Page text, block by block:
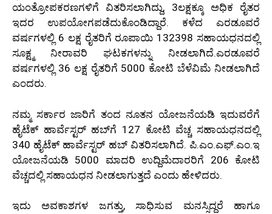
ಯಂತ್ರೋಪಕರಣಗಳಿಗೆ ವಿತರಿಸಲಾಗಿದ್ದು, 3ಲಕ್ಷಕ್ಕೂ ಅಧಿಕ ರೈತರ
ಇದರ ಉಪಯೋಗಪಡೆದುಕೊಂಡಿದ್ದಾರೆ. ಕಳೆದ ಎರಡೂವರೆ
ವರ್ಷಗಳಲ್ಲಿ 6 ಲಕ್ಷ ರೈತರಿಗೆ ರೂಪಾಯಿ 132398 ಸಹಾಯಧನದಲ್ಲಿ
ಸೂಕ್ಷ್ಮ ನೀರಾವರಿ ಘಟಕಗಳನ್ನು ನೀಡಲಾಗಿದೆ.ಎರಡೂವರೆ
ವರ್ಷಗಳಲ್ಲಿ 36 ಲಕ್ಷ ರೈತರಿಗೆ 5000 ಕೋಟಿ ಬೆಳೆವಿಮೆ ನೀಡಲಾಗಿದೆ
ಎಂದರು.
ನಮ್ಮ ಸರ್ಕಾರ ಜಾರಿಗೆ ತಂದ ನೂತನ ಯೋಜನೆಯಡಿ ಇದುವರೆಗೆ
ಹೈಟೆಕ್ ಹಾರ್ವೆಸ್ಟರ್ ಹಬ್‍ಗೆ 127 ಕೋಟಿ ವೆಚ್ಚ ಸಹಾಯಧನದಲ್ಲಿ
340 ಹೈಟೆಕ್ ಹಾರ್ವೆಸ್ಟರ್ ಹಬ್ ವಿತರಿಸಲಾಗಿದೆ. ಪಿ.ಎಂ.ಎಫ್.ಎಂ.ಇ
ಯೋಜನೆಯಡಿ 5000 ಮಾದರಿ ಉದ್ದಿಮೆದಾರರಿಗೆ 206 ಕೋಟಿ
ವೆಚ್ಚದಲ್ಲಿ ಸಹಾಯಧನ ನೀಡಲಾಗುತ್ತದೆ ಎಂದು ಹೇಳಿದರು.
ಇದು ಅವಕಾಶಗಳ ಜಗತ್ತು, ಸಾಧಿಸುವ ಮನಸ್ಸಿದ್ದರೆ ಹಾಗೂ